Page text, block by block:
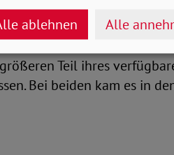
deutlich stärker
Teil ihres
Bei beiden kam es in
ablehnen Alle